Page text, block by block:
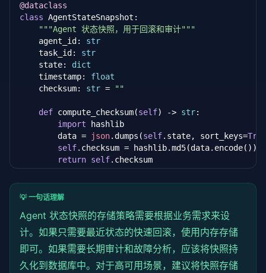
            })
return TaskResult(success=
if (subs) {
      subs.
forEach(cb =>
    }
// 记录消息日志
this.messageLog.
subscribe(agentId: string, handler: (msg:
const subs = this.subscribers.
    subs.
add (handler);
.subscribers. set (agentId, subs);
// 获取指定 Agent 的待处理消息
getPendingMessages
  }
// 标记消息处理成功（从队列中移除）
markProcessed(agentId: string, messageId: string
const queue = this.queues.get(agentId) || [];
@dataclass
class AgentStateSnapshot:
"""Agent 状态快照，用于回滚和审计"""
    agent_id:
str
    task_id:
str
    state:
dict
    timestamp:
float
    checksum:
str = ""
def compute_checksum(self) -> str:
import hashlib
        data =
json.dumps(self.state, sort_keys=True
self.checksum =
return self.checksum
class StateTracker:
"""Agent 状态追踪器，支持快照、回滚和审计"""
def __init__(self, max_snapshots: int = 100
self.snapshots: dict[str list
self.max_snapshots = max_snapshots
def save_snapshot(self, agent_id: str, task_id:
💡 一句话理解
Agent 状态快照的存储策略需要根据业务需求来设
计。如果只需要最近状态的快速回滚，使用内存存储
即可。如果需要长期审计和故障分析，应该将快照持
久化到数据库中。对于高可用场景，建议将快照存储